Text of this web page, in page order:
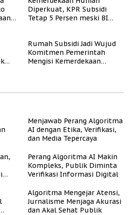
Diperkuat, KPR Subsidi
Tetap 5 Persen meski BI
Rumah Subsidi Jadi Wujud
Komitmen Pemerintah
Mengisi Kemerdekaan
Menjawab Perang Algoritma
AI dengan Etika, Verifikasi,
dan Media Tepercaya
Perang Algoritma AI Makin
Kompleks, Publik Diminta
Verifikasi Informasi Digital
Algoritma Mengejar Atensi,
Jurnalisme Menjaga Akurasi
dan Akal Sehat Publik